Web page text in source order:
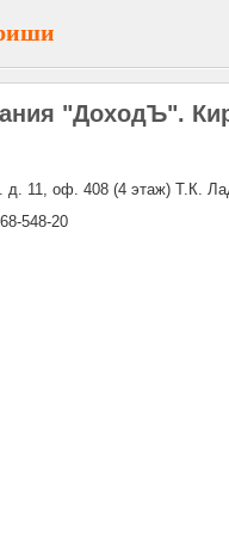
"ДоходЪ".
д. 11, оф. 408 (4 этаж) Т.К.
548-20